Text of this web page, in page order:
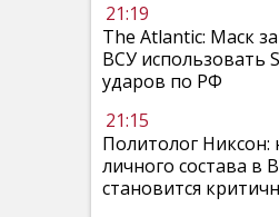
21:19
The Atlantic: Маск
ВСУ использовать
ударов по РФ
21:15
Политолог Никсон:
личного состава в
становится